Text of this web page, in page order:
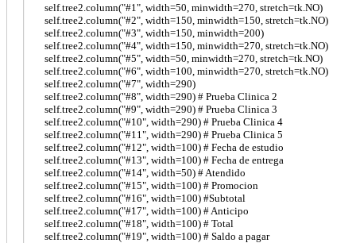
self.tree2.column("#1", width=50, minwidth=270, stretch=tk.NO)
self.tree2.column("#2", width=150, minwidth=150, stretch=tk.NO)
self.tree2.column("#3", width=150, minwidth=200)
self.tree2.column("#4", width=150, minwidth=270, stretch=tk.NO)
self.tree2.column("#5", width=50, minwidth=270, stretch=tk.NO)
self.tree2.column("#6", width=100, minwidth=270, stretch=tk.NO)
self.tree2.column("#7", width=290)
self.tree2.column("#8", width=290) # Prueba Clinica 2
self.tree2.column("#9", width=290) # Prueba Clinica 3
self.tree2.column("#10", width=290) # Prueba Clinica 4
self.tree2.column("#11", width=290) # Prueba Clinica 5
self.tree2.column("#12", width=100) # Fecha de estudio
self.tree2.column("#13", width=100) # Fecha de entrega
self.tree2.column("#14", width=50) # Atendido
self.tree2.column("#15", width=100) # Promocion
self.tree2.column("#16", width=100) #Subtotal
self.tree2.column("#17", width=100) # Anticipo
self.tree2.column("#18", width=100) # Total
self.tree2.column("#19", width=100) # Saldo a pagar